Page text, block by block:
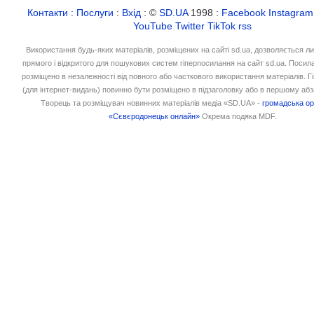
Контакти : Послуги : Вхід : ©SD.UA1998 : Facebook Instagram
YouTube Twitter TikTok rss
Використання будь-яких матеріалів, розміщених на сайті sd.ua, дозволяється
прямого і відкритого для пошукових систем гіперпосилання на сайт sd.ua.
розміщено в незалежності від повного або часткового використання матеріалів.
(для інтернет-видань) повинно бути розміщено в підзаголовку або в першому
Творець та розміщувач новинних матеріалів медіа «SD.UA» -громадська
«Сєвєродонецьк онлайн» Окрема подяка MDF.